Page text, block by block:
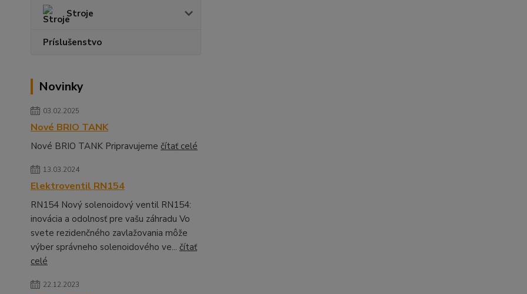
Stroje
Príslušenstvo
Novinky
03.02.2025
Nové BRIO TANK
Nové BRIO TANK Pripravujeme čítať celé
13.03.2024
Elektroventil RN154
RN154 Nový solenoidový ventil RN154:
inovácia a odolnosť pre vašu záhradu Vo
svete rezidenčného zavlažovania môže
výber správneho solenoidového ve... čítať
celé
22.12.2023